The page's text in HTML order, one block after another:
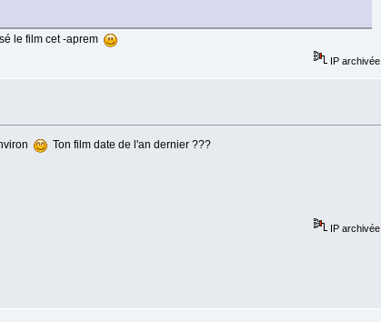
le film cet -aprem
IP archivée
Ton film date de l'an dernier ???
IP archivée